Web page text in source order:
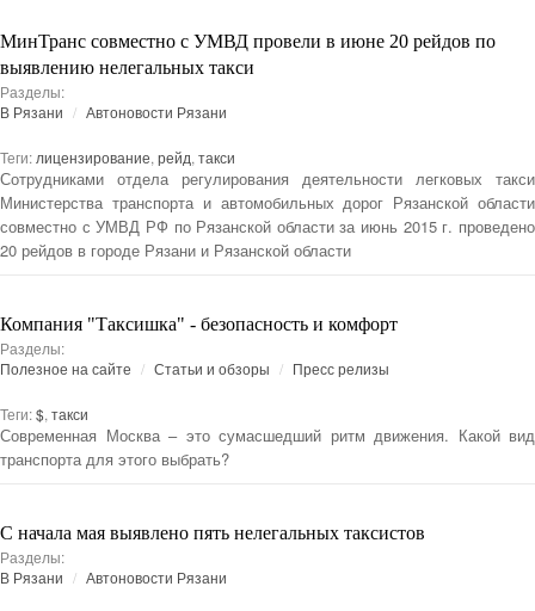
МинТранс совместно с УМВД провели в июне 20 рейдов по
выявлению нелегальных такси
Разделы:
В Рязани
Автоновости Рязани
Теги: лицензирование, рейд, такси
Сотрудниками отдела регулирования деятельности легковых такси
Министерства транспорта и автомобильных дорог Рязанской области
совместно с УМВД РФ по Рязанской области за июнь 2015 г. проведено
20 рейдов в городе Рязани и Рязанской области
Компания "Таксишка" - безопасность и комфорт
Разделы:
Полезное на сайте
Статьи и обзоры Пресс релизы
Теги:$, такси
Современная Москва – это сумасшедший ритм движения. Какой вид
транспорта для этого выбрать?
С начала мая выявлено пять нелегальных таксистов
Разделы:
В Рязани
Автоновости Рязани